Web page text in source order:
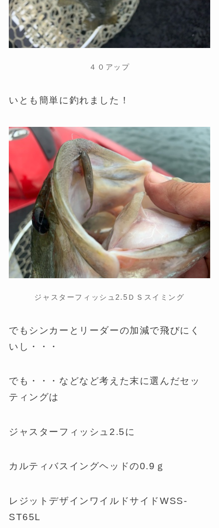
４０アップ
いとも簡単に釣れました！
ジャスターフィッシュ2.5ＤＳスイミング
でもシンカーとリーダーの加減で飛びにく
いし・・・
でも・・・などなど考えた末に選んだセッ
ティングは
ジャスターフィッシュ2.5に
カルティバスイングヘッドの0.9ｇ
レジットデザインワイルドサイドWSS-
ST65L